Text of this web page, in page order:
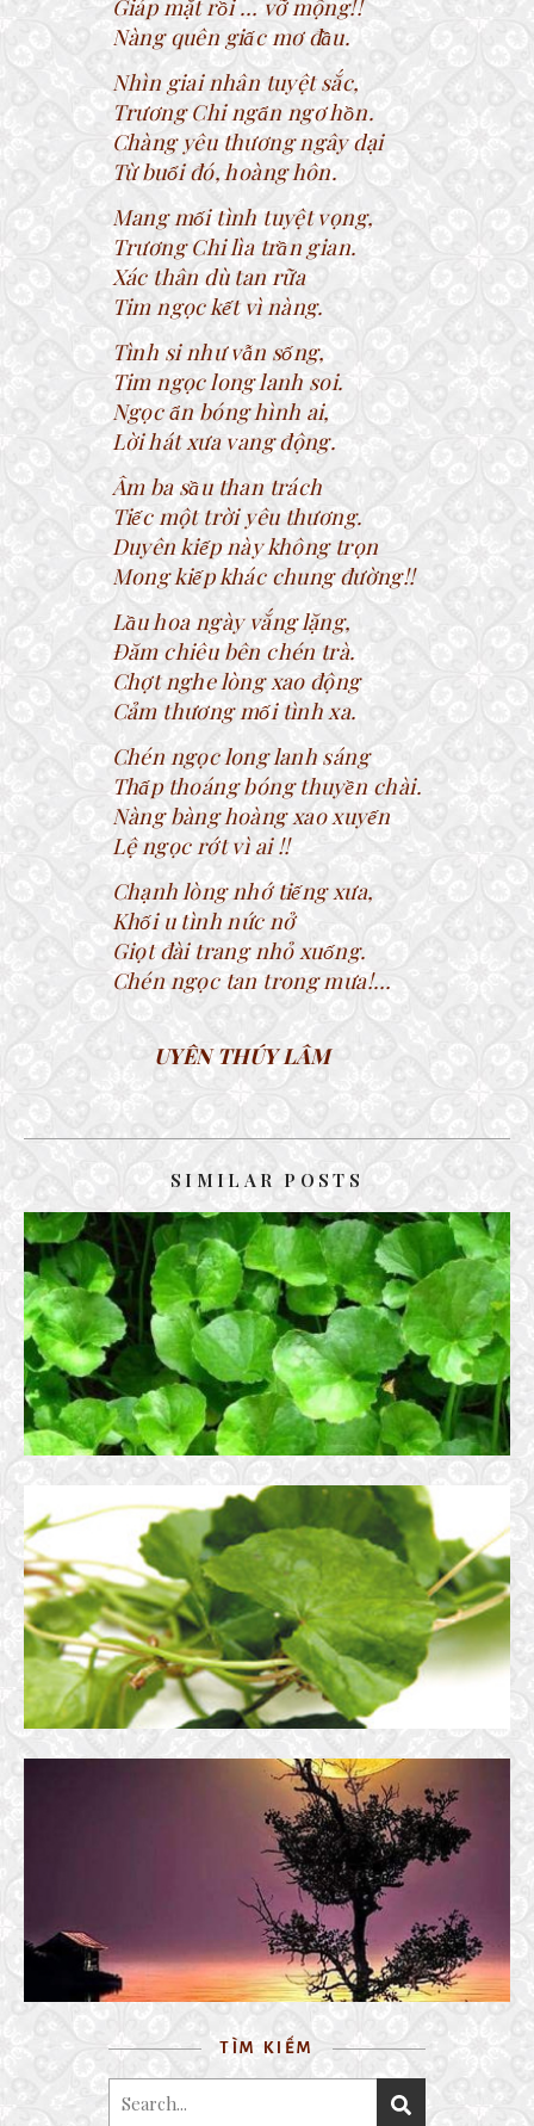
Giáp mặt rồi … vỡ mộng!!
Nàng quên giấc mơ đầu.
Nhìn giai nhân tuyệt sắc,
Trương Chi ngẩn ngơ hồn.
Chàng yêu thương ngây dại
Từ buổi đó, hoàng hôn.
Mang mối tình tuyệt vọng,
Trương Chi lìa trần gian.
Xác thân dù tan rữa
Tim ngọc kết vì nàng.
Tình si như vẫn sống,
Tim ngọc long lanh soi.
Ngọc ẩn bóng hình ai,
Lời hát xưa vang động.
Âm ba sầu than trách
Tiếc một trời yêu thương.
Duyên kiếp này không trọn
Mong kiếp khác chung đường!!
Lầu hoa ngày vắng lặng,
Đăm chiêu bên chén trà.
Chợt nghe lòng xao động
Cảm thương mối tình xa.
Chén ngọc long lanh sáng
Thấp thoáng bóng thuyền chài.
Nàng bàng hoàng xao xuyến
Lệ ngọc rớt vì ai !!
Chạnh lòng nhớ tiếng xưa,
Khối u tình nức nở
Giọt đài trang nhỏ xuống.
Chén ngọc tan trong mưa!…
UYÊN THÚY LÂM
SIMILAR POSTS
CÂY RAU MÁ
20 November, 2017
CÂY RAU MÁ
28 February, 2019
TRĂNG THỀ
25 March, 2021
TÌM KIẾM